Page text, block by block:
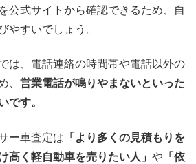
公式サイトから確認できるため、自
やすいでしょう。
は、電話連絡の時間帯や電話以外の
、 営業電話が鳴りやまないといった
です。
ー車査定は 「より多くの見積もりを
高く軽自動車を売りたい人」 や 「依